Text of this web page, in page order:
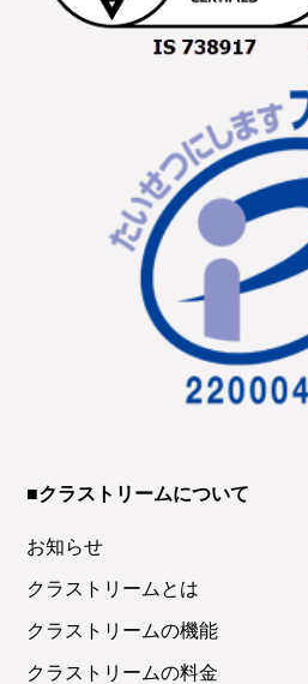
■クラストリームについて
お知らせ
クラストリームとは
クラストリームの機能
クラストリームの料金